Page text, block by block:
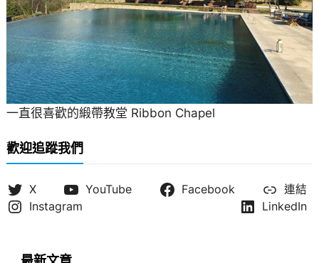
一直很喜歡的緞帶教堂 Ribbon Chapel
歡迎追蹤我們
X YouTube Facebook
連結
Instagram
LinkedIn